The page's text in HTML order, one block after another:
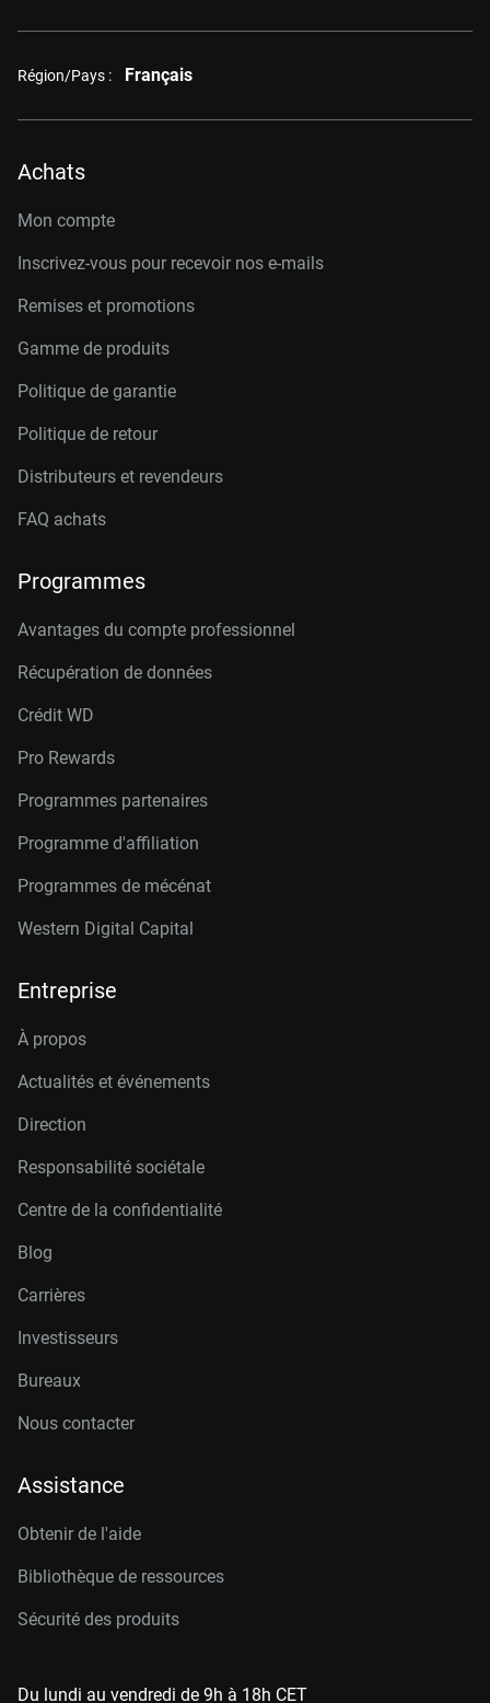
Région/Pays : Français
Achats
Mon compte
Inscrivez-vous pour recevoir nos e-mails
Remises et promotions
Gamme de produits
Politique de garantie
Politique de retour
Distributeurs et revendeurs
FAQ achats
Programmes
Avantages du compte professionnel
Récupération de données
Crédit WD
Pro Rewards
Programmes partenaires
Programme d'affiliation
Programmes de mécénat
Western Digital Capital
Entreprise
À propos
Actualités et événements
Direction
Responsabilité sociétale
Centre de la confidentialité
Blog
Carrières
Investisseurs
Bureaux
Nous contacter
Assistance
Obtenir de l'aide
Bibliothèque de ressources
Sécurité des produits
Du lundi au vendredi de 9h à 18h CET